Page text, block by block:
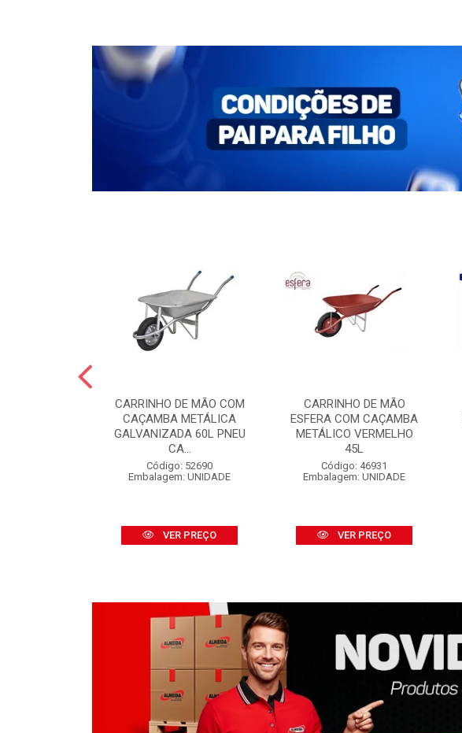
CARRINHO DE MÃO COM
CAÇAMBA METÁLICA
GALVANIZADA 60L PNEU
CA...
Código: 52690
Embalagem: UNIDADE
VER PREÇO
CARRINHO DE MÃO
ESFERA COM CAÇAMBA
METÁLICO VERMELHO
45L
Código: 46931
Embalagem: UNIDADE
VER PREÇO